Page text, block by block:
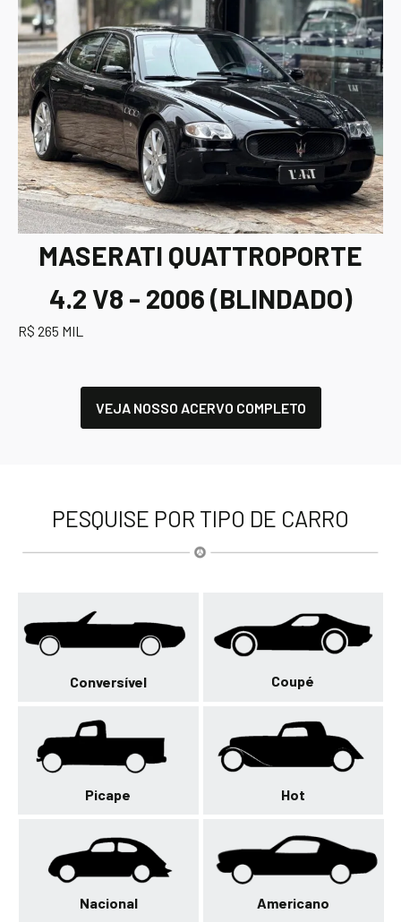
MASERATI QUATTROPORTE
4.2 V8 - 2006 (BLINDADO)
R$ 265 MIL
VEJA NOSSO ACERVO COMPLETO
PESQUISE POR TIPO DE CARRO
Conversível Coupé
Picape Hot
Nacional Americano